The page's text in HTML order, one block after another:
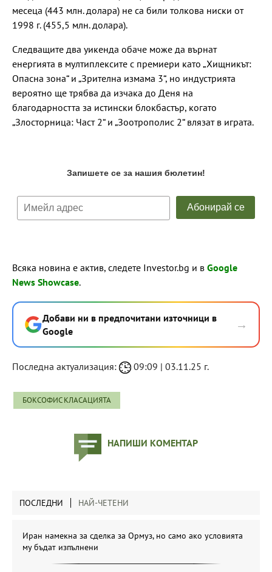
месеца (443 млн. долара) не са били толкова ниски от
1998 г. (455,5 млн. долара).
Следващите два уикенда обаче може да върнат
енергията в мултиплексите с премиери като „Хищникът:
Опасна зона“ и „Зрителна измама 3“, но индустрията
вероятно ще трябва да изчака до Деня на
благодарността за истински блокбастър, когато
„Злосторница: Част 2“ и „Зоотрополис 2“ влязат в играта.
Всяка новина е актив, следете Investor.bg и в Google
News Showcase.
Добави ни в предпочитани източници в
Google
→
Последна актуализация: 09:09 | 03.11.25 г.
БОКСОФИС КЛАСАЦИЯТА
НАПИШИ КОМЕНТАР
ПОСЛЕДНИ НАЙ-ЧЕТЕНИ
Иран намекна за сделка за Ормуз, но само ако условията
му бъдат изпълнени